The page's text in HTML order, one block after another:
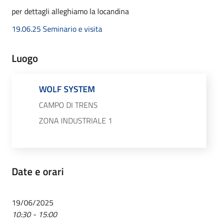
per dettagli alleghiamo la locandina
19.06.25 Seminario e visita
Luogo
WOLF SYSTEM
CAMPO DI TRENS
ZONA INDUSTRIALE 1
Date e orari
19/06/2025
10:30 - 15:00